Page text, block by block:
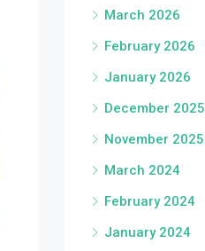
March 2026
February 2026
January 2026
December 2025
November 2025
March 2024
February 2024
January 2024